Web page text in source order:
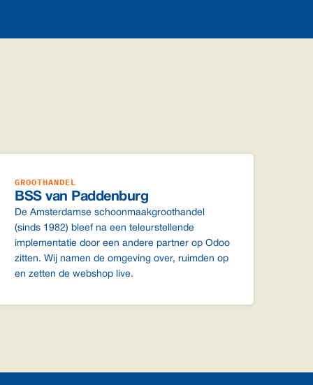
GROOTHANDEL
BSS van Paddenburg
De Amsterdamse schoonmaakgroothandel
(sinds 1982) bleef na een teleurstellende
implementatie door een andere partner op Odoo
zitten. Wij namen de omgeving over, ruimden op
en zetten de webshop live.